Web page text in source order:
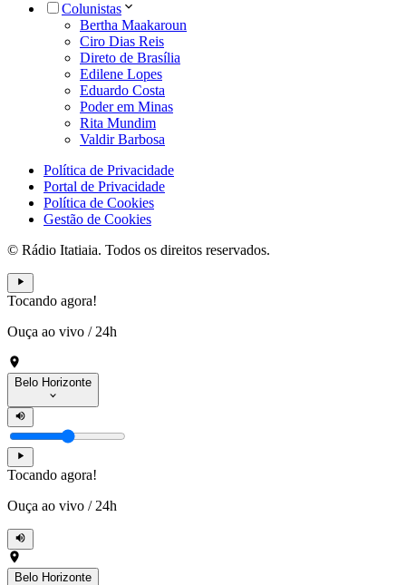
Colunistas
Bertha Maakaroun
Ciro Dias Reis
Direto de Brasília
Edilene Lopes
Eduardo Costa
Poder em Minas
Rita Mundim
Valdir Barbosa
Política de Privacidade
Portal de Privacidade
Política de Cookies
Gestão de Cookies
© Rádio Itatiaia. Todos os direitos reservados.
Tocando agora!
Ouça ao vivo / 24h
Belo Horizonte
Tocando agora!
Ouça ao vivo / 24h
Belo Horizonte